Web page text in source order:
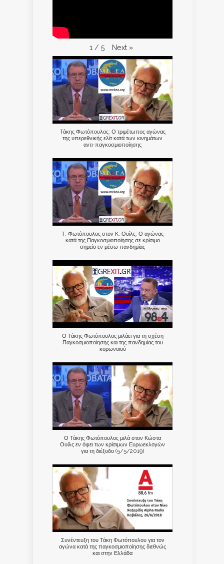
1 / 5 Next »
Τάκης Φωτόπουλος: Ο τριμέτωπος αγώνας
της υπερεθνικής ελίτ κατά των κινημάτων
αντι-παγκοσμιοποίησης
Τ. Φωτόπουλος στον Κ. Ουίλς: Ο αγώνας
κατά της Παγκοσμιοποίησης σε κρίσιμο
σημείο εν μέσω πανδημίας
Ο Τάκης Φωτόπουλος μιλάει για τη σχέση
Παγκοσμιοποίησης και της πανδημίας του
κορωνοϊού
Ο Τάκης Φωτόπουλος μιλά στον Κώστα
Ουίλς εν όψει των κρίσιμων Ευρωεκλογών
για τη διέξοδο (5/5/2019)
Συνέντευξη του Τάκη Φωτόπουλου για τον
αγώνα κατά της παγκοσμιοποίησης διεθνώς
και στην Ελλάδα